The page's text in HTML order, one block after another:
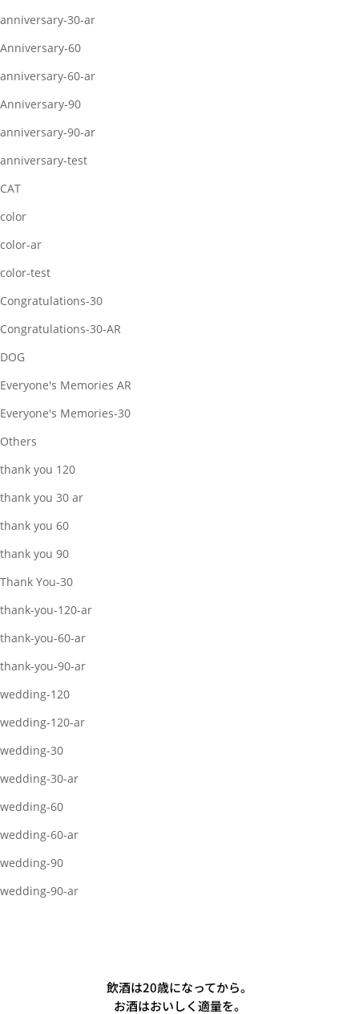
anniversary-30-ar
Anniversary-60
anniversary-60-ar
Anniversary-90
anniversary-90-ar
anniversary-test
CAT
color
color-ar
color-test
Congratulations-30
Congratulations-30-AR
DOG
Everyone's Memories AR
Everyone's Memories-30
Others
thank you 120
thank you 30 ar
thank you 60
thank you 90
Thank You-30
thank-you-120-ar
thank-you-60-ar
thank-you-90-ar
wedding-120
wedding-120-ar
wedding-30
wedding-30-ar
wedding-60
wedding-60-ar
wedding-90
wedding-90-ar
飲酒は20歳になってから。
お酒はおいしく適量を。